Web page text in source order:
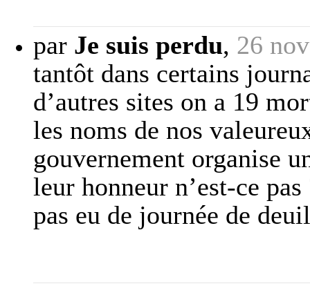
par Je suis perdu, 26
tantôt dans certains
d’autres sites on a 19
les noms de nos
gouvernement organise
leur honneur n’est-ce
pas eu de journée de